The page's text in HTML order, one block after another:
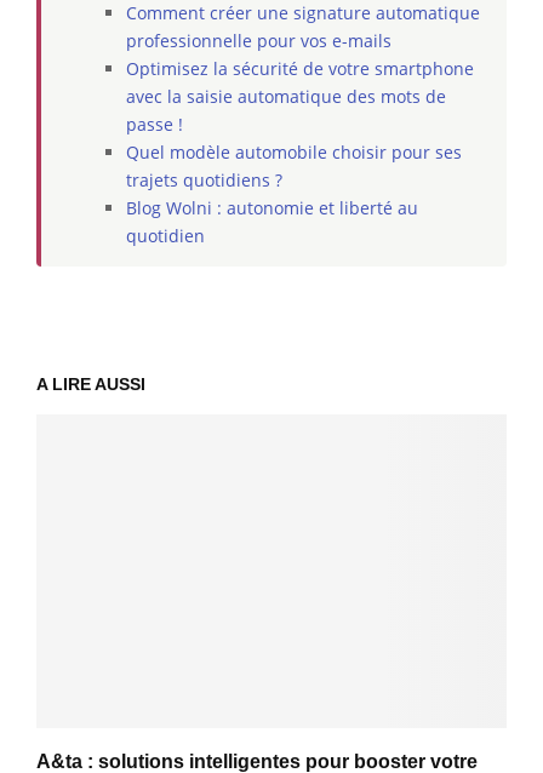
Comment créer une signature automatique
professionnelle pour vos e-mails
Optimisez la sécurité de votre smartphone
avec la saisie automatique des mots de
passe !
Quel modèle automobile choisir pour ses
trajets quotidiens ?
Blog Wolni : autonomie et liberté au
quotidien
A LIRE AUSSI
A&ta : solutions intelligentes pour booster votre